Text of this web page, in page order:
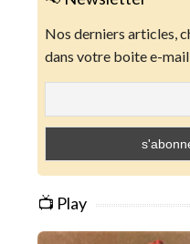
Nos derniers articles,
dans votre boite e-mail
📺 Play